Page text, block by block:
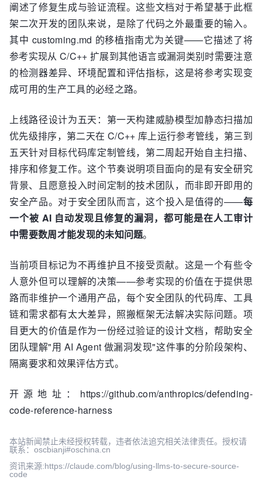
阐述了修复生成与验证流程。这些文档对于希望基于此框
架二次开发的团队来说，是除了代码之外最重要的输入。
其中 customing.md 的移植指南尤为关键——它描述了将
参考实现从 C/C++ 扩展到其他语言或漏洞类别时需要注意
的检测器差异、环境配置和评估指标，这是将参考实现变
成可用的生产工具的必经之路。
上线路径设计为五天：第一天构建威胁模型加静态扫描加
优先级排序，第二天在 C/C++ 库上运行参考管线，第三到
五天针对目标代码库定制管线，第二周起开始自主扫描、
排序和修复工作。这个节奏说明项目面向的是有安全研究
背景、且愿意投入时间定制的技术团队，而非即开即用的
安全产品。对于安全团队而言，这个投入是值得的——每
一个被 AI 自动发现且修复的漏洞，都可能是在人工审计
中需要数周才能发现的未知问题。
当前项目标记为不再维护且不接受贡献。这是一个有些令
人意外但可以理解的决策——参考实现的价值在于提供思
路而非维护一个通用产品，每个安全团队的代码库、工具
链和需求都有太大差异，照搬框架无法解决实际问题。项
目更大的价值是作为一份经过验证的设计文档，帮助安全
团队理解"用 AI Agent 做漏洞发现"这件事的分阶段架构、
隔离要求和效果评估方式。
开源地址：https://github.com/anthropics/defending-
code-reference-harness
本站新闻禁止未经授权转载，违者依法追究相关法律责任。授权请
联系：oscbianji#oschina.cn
资讯来源:https://claude.com/blog/using-llms-to-secure-source-
code